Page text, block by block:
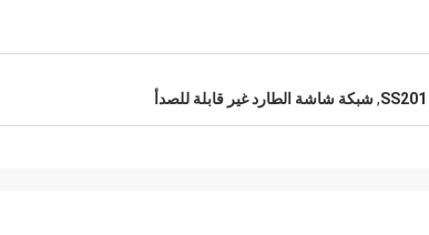
,شبكة شاشة الطارد غير قابلة للصدأ